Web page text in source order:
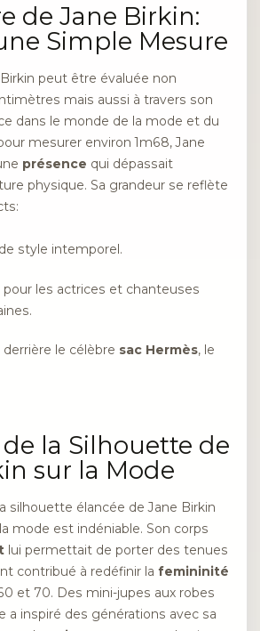
de Jane Birkin:
Simple Mesure
peut être évaluée non
mais aussi à travers son
dans le monde de la mode et du
mesurer environ 1m68, Jane
présence qui dépassait
physique. Sa grandeur se reflète
de style intemporel.
pour les actrices et chanteuses
derrière le célèbre sac Hermès, le
de la Silhouette de
sur la Mode
silhouette élancée de Jane Birkin
mode est indéniable. Son corps
lui permettait de porter des tenues
contribué à redéfinir la femininité
et 70. Des mini-jupes aux robes
a inspiré des générations avec sa